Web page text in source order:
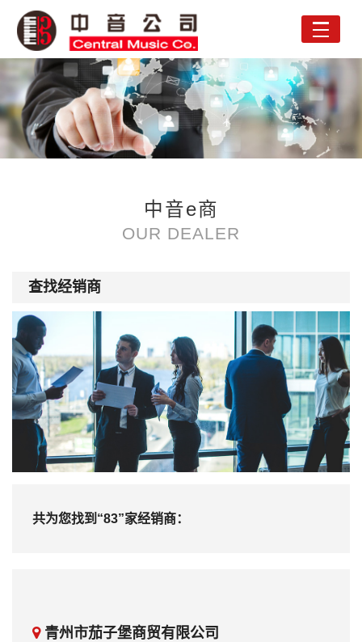
Toggle
中音e商
OUR DEALER
查找经销商
共为您找到“83”家经销商：
青州市茄子堡商贸有限公司